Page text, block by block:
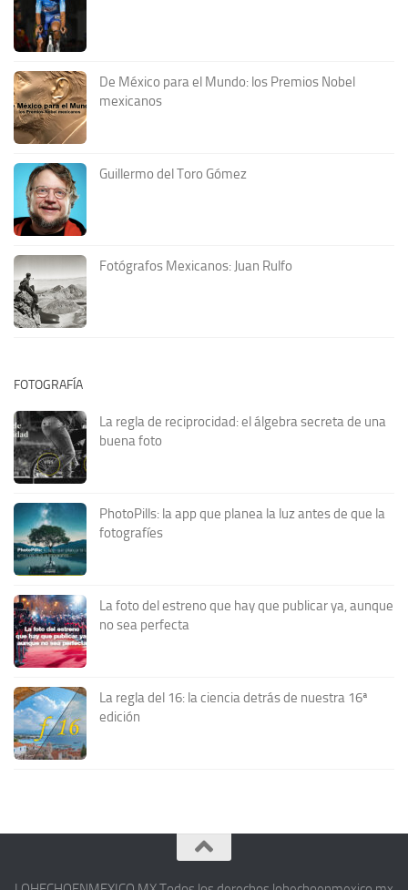
De México para el Mundo: los Premios Nobel
mexicanos
Guillermo del Toro Gómez
Fotógrafos Mexicanos: Juan Rulfo
FOTOGRAFÍA
La regla de reciprocidad: el álgebra secreta de una
buena foto
PhotoPills: la app que planea la luz antes de que la
fotografíes
La foto del estreno que hay que publicar ya, aunque
no sea perfecta
La regla del 16: la ciencia detrás de nuestra 16ª
edición